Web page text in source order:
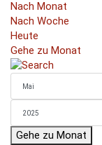
Nach Monat
Nach Woche
Heute
Gehe zu Monat
Gehe zu Monat